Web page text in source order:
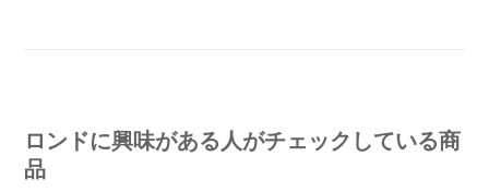
ロンドに興味がある人がチェックしている商
品